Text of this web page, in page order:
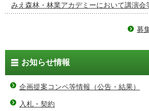
みえ森林・林業アカデミーにおいて講演会
募
お知らせ情報
企画提案コンペ等情報（公告・結果）
入札・契約